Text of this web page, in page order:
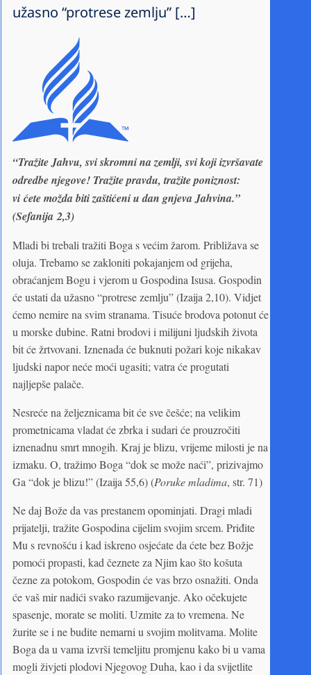
užasno “protrese zemlju” […]
“Tražite Jahvu, svi skromni na zemlji, svi koji izvršavate
odredbe njegove! Tražite pravdu, tražite poniznost:
vi ćete možda biti zaštićeni u dan gnjeva Jahvina.”
(Sefanija2,3)
Mladi bi trebali tražiti Boga s većim žarom. Približava se
oluja. Trebamo se zakloniti pokajanjem od grijeha,
obraćanjem Bogu i vjerom u Gospodina Isusa. Gospodin
će ustati da užasno “protrese zemlju” (Izaija 2,10). Vidjet
ćemo nemire na svim stranama. Tisuće brodova potonut će
u morske dubine. Ratni brodovi i milijuni ljudskih života
bit će žrtvovani. Iznenada će buknuti požari koje nikakav
ljudski napor neće moći ugasiti; vatra će progutati
najljepše palače.
Nesreće na željeznicama bit će sve češće; na velikim
prometnicama vladat će zbrka i sudari će prouzročiti
iznenadnu smrt mnogih. Kraj je blizu, vrijeme milosti je na
izmaku. O, tražimo Boga “dok se može naći”, prizivajmo
Ga “dok je blizu!” (Izaija 55,6) (Poruke mladima, str. 71)
Ne daj Bože da vas prestanem opominjati. Dragi mladi
prijatelji, tražite Gospodina cijelim svojim srcem. Priđite
Mu s revnošću i kad iskreno osjećate da ćete bez Božje
pomoći propasti, kad čeznete za Njim kao što košuta
čezne za potokom, Gospodin će vas brzo osnažiti. Onda
će vaš mir nadići svako razumijevanje. Ako očekujete
spasenje, morate se moliti. Uzmite za to vremena. Ne
žurite se i ne budite nemarni u svojim molitvama. Molite
Boga da u vama izvrši temeljitu promjenu kako bi u vama
mogli živjeti plodovi Njegovog Duha, kao i da svijetlite